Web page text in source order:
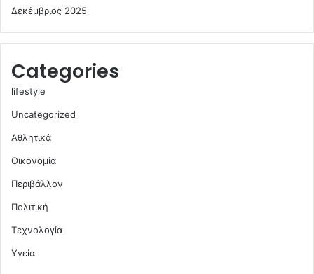
Δεκέμβριος 2025
Categories
lifestyle
Uncategorized
Αθλητικά
Οικονομία
Περιβάλλον
Πολιτική
Τεχνολογία
Υγεία